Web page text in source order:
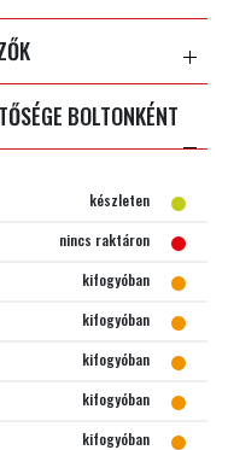
BOLTONKÉNT
készleten
nincs raktáron
kifogyóban
kifogyóban
kifogyóban
kifogyóban
kifogyóban